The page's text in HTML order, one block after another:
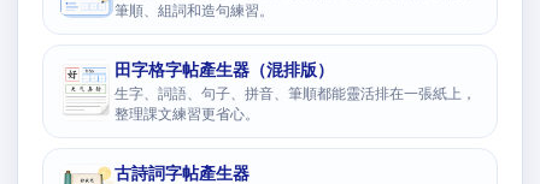
筆順、組詞和造句練習。
田字格字帖產生器（混排版）
生字、詞語、句子、拼音、筆順都能靈活排在一張紙上，
整理課文練習更省心。
古詩詞字帖產生器